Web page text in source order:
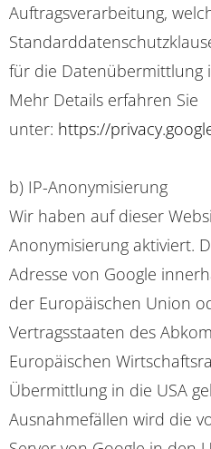
Auftragsverarbeitung,
für die Datenübermittlung
Mehr Details erfahren Sie
unter: https://
b) IP-Anonymisierung
Wir haben auf dieser
Anonymisierung aktiviert.
Adresse von Google
der Europäischen Union
Vertragsstaaten des
Europäischen
Übermittlung in die USA
Ausnahmefällen wird die